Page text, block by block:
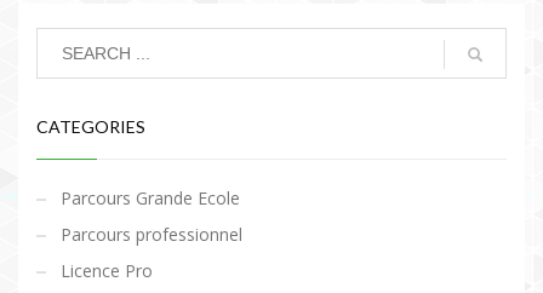
CATEGORIES
Parcours Grande Ecole
Parcours professionnel
Licence Pro